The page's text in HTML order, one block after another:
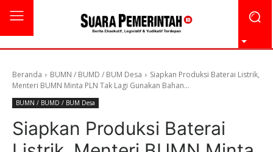
Beranda BUMN / BUMD / BUM Desa
Siapkan Produksi Baterai Listrik,
Menteri BUMN Minta PLN Tak Lagi Gunakan Bahan...
BUMN / BUMD / BUM Desa
Siapkan Produksi Baterai